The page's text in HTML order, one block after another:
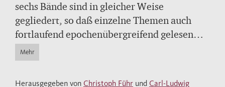
sechs Bände sind in gleicher Weise
gegliedert, so daß einzelne Themen auch
fortlaufend epochenübergreifend gelesen
werden können: die epochenspezifischen
Kontexte der Bildungs-, Erziehungs- und
Mehr
Herausgegeben von Christoph Führ und Carl-Ludwig